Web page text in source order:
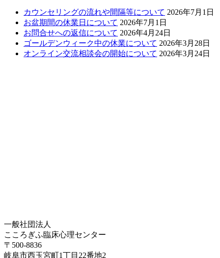
カウンセリングの流れや間隔等について 2026年7月1日
お盆期間の休業日について 2026年7月1日
お問合せへの返信について 2026年4月24日
ゴールデンウィーク中の休業について 2026年3月28日
オンライン交流相談会の開始について 2026年3月24日
一般社団法人
こころぎふ臨床心理センター
〒500-8836
岐阜市西玉宮町1丁目22番地2